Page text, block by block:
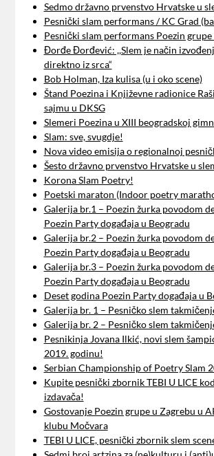
Sedmo državno prvenstvo Hrvatske u
Pesnički slam performans / KC Grad
Pesnički slam performans Poezin grupe
Đorđe Đorđević: ,,Slem je način
direktno iz srca“
Bob Holman, Iza kulisa (u i oko scene)
Štand Poezina i Književne radionice
sajmu u DKSG
Slemeri Poezina u XIII beogradskoj
Slam: sve, svugdje!
Nova video emisija o regionalnoj
Šesto državno prvenstvo Hrvatske u
Korona Slam Poetry!
Poetski maraton (Indoor poetry
Galerija br.1 – Poezin žurka povodom
Poezin Party događaja u Beogradu
Galerija br.2 – Poezin žurka povodom
Poezin Party događaja u Beogradu
Galerija br.3 – Poezin žurka povodom
Poezin Party događaja u Beogradu
Deset godina Poezin Party događaja u
Galerija br. 1 – Pesničko slem
Galerija br. 2 – Pesničko slem
Pesnikinja Jovana Ilkić, novi slem
2019. godinu!
Serbian Championship of Poetry Slam
Kupite pesnički zbornik TEBI U LICE
izdavača!
Gostovanje Poezin grupe u Zagrebu u
klubu Močvara
TEBI U LICE, pesnički zbornik slem